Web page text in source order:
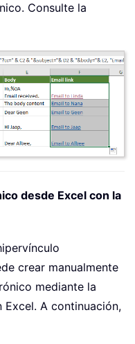
Consulte la
desde Excel con la
crear manualmente
mediante la
Excel. A continuación,